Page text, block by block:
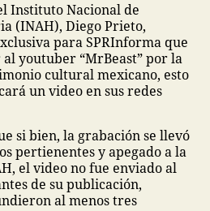
Instituto Nacional de
(INAH), Diego Prieto,
para SPRInforma que
youtuber “MrBeast” por la
cultural mexicano, esto
un video en sus redes
si bien, la grabación se llevó
pertienentes y apegado a la
el video no fue enviado al
de su publicación,
al menos tres